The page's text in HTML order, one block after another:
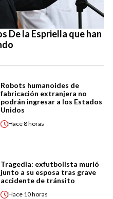
De la Espriella que han
Robots humanoides de
fabricación extranjera no
podrán ingresar a los Estados
Unidos
Hace8 horas
Tragedia: exfutbolista murió
junto a su esposa tras grave
accidente de tránsito
Hace 10 horas